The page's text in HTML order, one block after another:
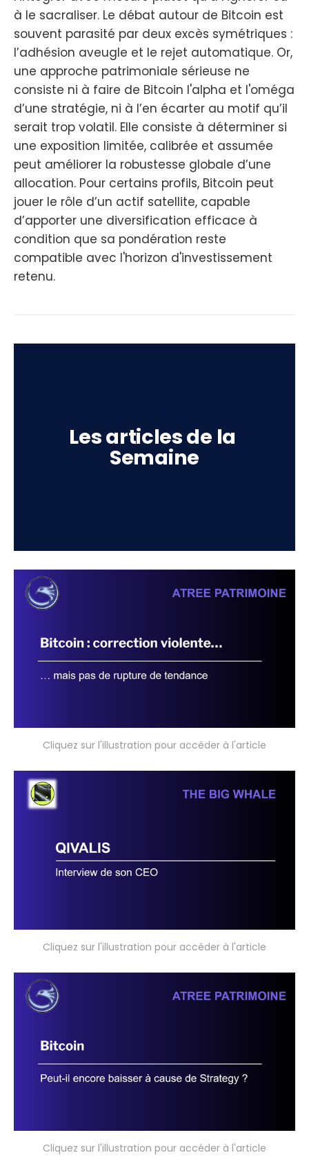
à le sacraliser. Le débat autour de Bitcoin est
souvent parasité par deux excès symétriques :
l’adhésion aveugle et le rejet automatique. Or,
une approche patrimoniale sérieuse ne
consiste ni à faire de Bitcoin l'alpha et l'oméga
d’une stratégie, ni à l’en écarter au motif qu’il
serait trop volatil. Elle consiste à déterminer si
une exposition limitée, calibrée et assumée
peut améliorer la robustesse globale d’une
allocation. Pour certains profils, Bitcoin peut
jouer le rôle d’un actif satellite, capable
d’apporter une diversification efficace à
condition que sa pondération reste
compatible avec l'horizon d'investissement
retenu.
Les articles de la
Semaine
Cliquez sur l'illustration pour accéder à l'article
Cliquez sur l'illustration pour accéder à l'article
Cliquez sur l'illustration pour accéder à l'article